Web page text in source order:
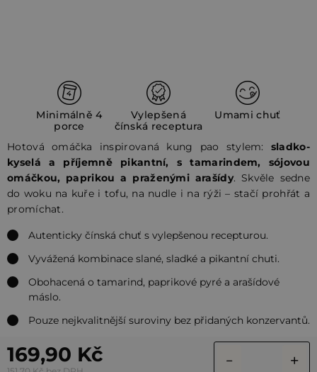
Minimálně 4
porce
Vylepšená
čínská receptura
Umami chuť
Hotová omáčka inspirovaná kung pao stylem: sladko-
kyselá a příjemně pikantní, s tamarindem, sójovou
omáčkou, paprikou a praženými arašídy. Skvěle sedne
do woku na kuře i tofu, na nudle i na rýži – stačí prohřát a
promíchat.
Autenticky čínská chuť s vylepšenou recepturou.
Vyvážená kombinace slané, sladké a pikantní chuti.
Obohacená o tamarind, paprikové pyré a arašídové
máslo.
Pouze nejkvalitnější suroviny bez přidaných konzervantů.
169,90 Kč